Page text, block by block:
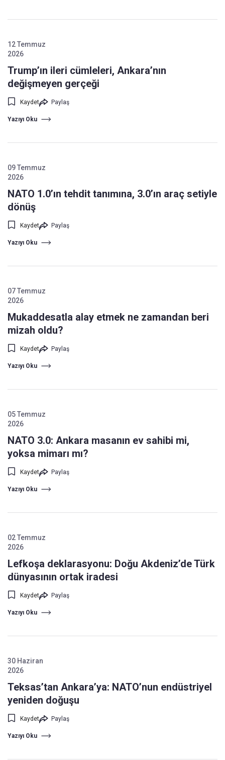
12 Temmuz
2026
Trump’ın ileri cümleleri, Ankara’nın
değişmeyen gerçeği
Kaydet Paylaş
Yazıyı Oku
09 Temmuz
2026
NATO 1.0’ın tehdit tanımına, 3.0’ın araç setiyle
dönüş
Kaydet Paylaş
Yazıyı Oku
07 Temmuz
2026
Mukaddesatla alay etmek ne zamandan beri
mizah oldu?
Kaydet Paylaş
Yazıyı Oku
05 Temmuz
2026
NATO 3.0: Ankara masanın ev sahibi mi,
yoksa mimarı mı?
Kaydet Paylaş
Yazıyı Oku
02 Temmuz
2026
Lefkoşa deklarasyonu: Doğu Akdeniz’de Türk
dünyasının ortak iradesi
Kaydet Paylaş
Yazıyı Oku
30 Haziran
2026
Teksas’tan Ankara’ya: NATO’nun endüstriyel
yeniden doğuşu
Kaydet Paylaş
Yazıyı Oku